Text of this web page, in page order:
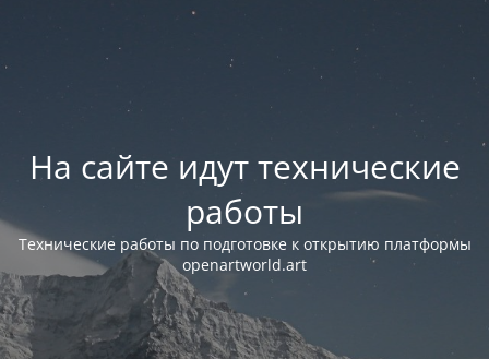
На сайте идут технические
работы
Технические работы по подготовке к открытию платформы
openartworld.art